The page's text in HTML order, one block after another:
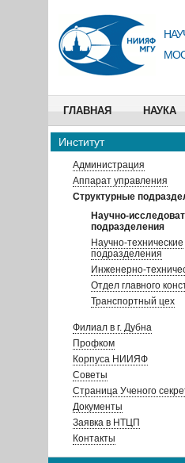
ГЛАВНАЯ НАУКА
Институт
Администрация
Аппарат управления
Структурные
Научно-
подразделения
Научно-технические
подразделения
Инженерно-
Отдел главного
Транспортный цех
Филиал в г. Дубна
Профком
Корпуса НИИЯФ
Советы
Страница Ученого
Документы
Заявка в НТЦП
Контакты